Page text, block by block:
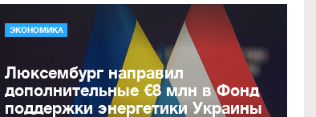
ЭКОНОМИКА
Люксембург направил
дополнительные €8 млн в Фонд
поддержки энергетики Украины